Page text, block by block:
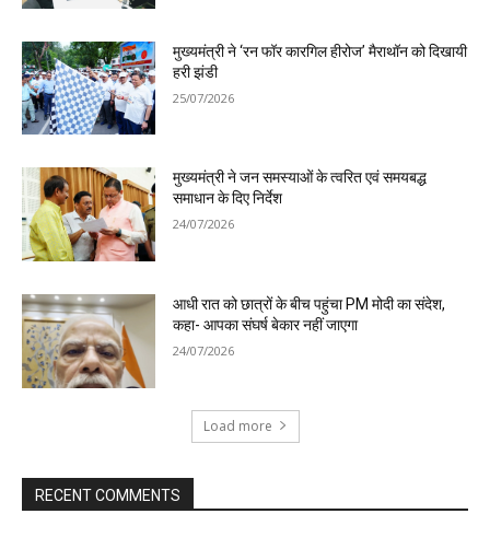
मुख्यमंत्री ने ‘रन फॉर कारगिल हीरोज’ मैराथॉन को दिखायी
हरी झंडी
25/07/2026
मुख्यमंत्री ने जन समस्याओं के त्वरित एवं समयबद्ध
समाधान के दिए निर्देश
24/07/2026
आधी रात को छात्रों के बीच पहुंचा PM मोदी का संदेश,
कहा- आपका संघर्ष बेकार नहीं जाएगा
24/07/2026
Load more
RECENT COMMENTS